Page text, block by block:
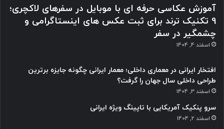
آموزش عکاسی حرفه ای با موبایل در سفرهای لاکچری؛
9 تکنیک ترند برای ثبت عکس های اینستاگرامی و
چشمگیر در سفر
اسفند 4, 1404
افتخار ایرانی در معماری داخلی؛ معمار ایرانی چگونه جایزه برترین
طراحی داخلی سال جهان را گرفت؟
اسفند 3, 1404
سرو پنکیک آمریکایی با تاپینگ ویژه ایرانی
اسفند 2, 1404